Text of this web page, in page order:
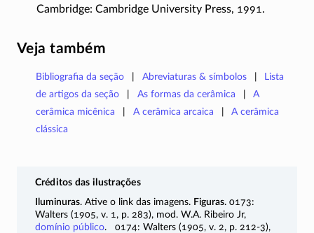
Cambridge: Cambridge University Press, 1991.
Veja também
Bibliografia da seção Abreviaturas & símbolos
Lista
de artigos da seção
As formas da cerâmica
A
cerâmica micênica
A cerâmica arcaica
A cerâmica
clássica
Créditos das ilustrações
Iluminuras. Ative o link das imagens. Figuras. 0173:
Walters (1905, v. 1, p. 283),mod. W.A. Ribeiro Jr,
domínio público. 0174: Walters (1905, v. 2, p. 212-3),